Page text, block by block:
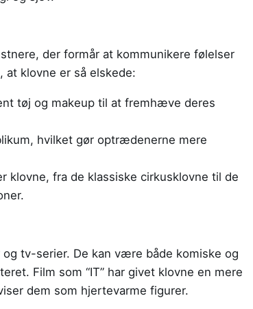
der formår at kommunikere følelser
at klovne er så elskede:
tøj og makeup til at fremhæve deres
hvilket gør optrædenerne mere
klovne, fra de klassiske cirkusklovne til de
tv-serier. De kan være både komiske og
Film som “IT” har givet klovne en mere
dem som hjertevarme figurer.